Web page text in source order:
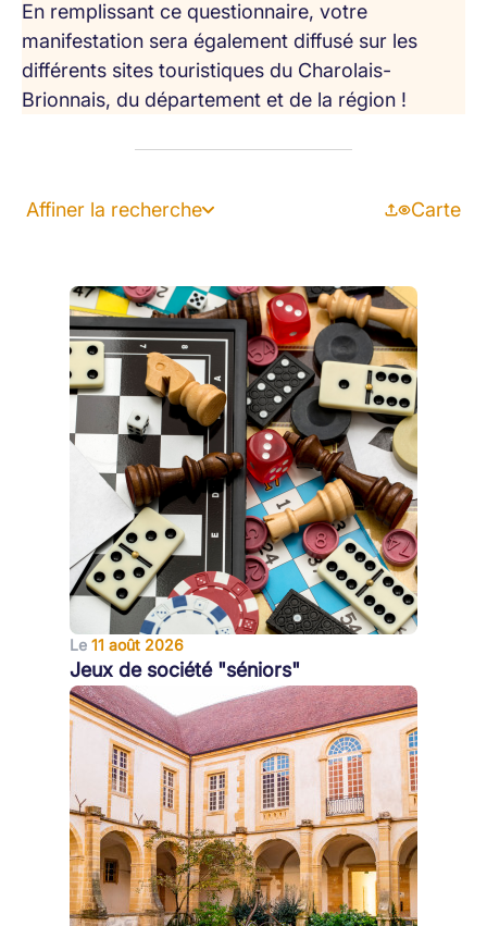
En remplissant ce questionnaire, votre
manifestation sera également diffusé sur les
différents sites touristiques du Charolais-
Brionnais, du département et de la région !
Affiner la recherche Carte
Le 11 août 2026
Jeux de société "séniors"